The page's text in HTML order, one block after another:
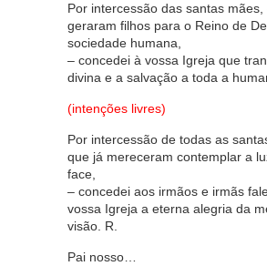
Por intercessão das santas mães,
geraram filhos para o Reino de
sociedade humana,
– concedei à vossa Igreja que
divina e a salvação a toda a
(intenções livres)
Por intercessão de todas as
que já mereceram contemplar a
face,
– concedei aos irmãos e irmãs
vossa Igreja a eterna alegria da
visão. R.
Pai nosso…